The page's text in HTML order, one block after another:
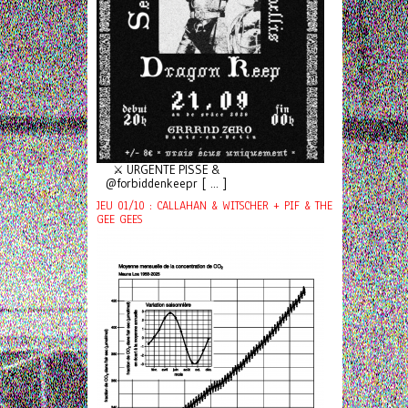
⚔️ URGENTE PISSE &
@forbiddenkeepr [ ... ]
JEU 01/10 : CALLAHAN & WITSCHER + PIF & THE
GEE GEES